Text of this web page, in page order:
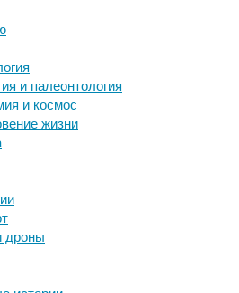
и палеонтология
и космос
жизни
дроны
биология
вирусы
и методы